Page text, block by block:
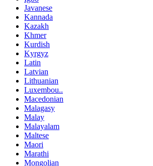
Javanese
Kannada
Kazakh
Khmer
Kurdish
Kyrgyz
Latin
Latvian
Lithuanian
Luxembou..
Macedonian
Malagasy
Malay
Malayalam
Maltese
Maori
Marathi
Mongolian